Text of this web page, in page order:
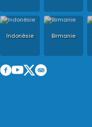
Indonésie Birmanie